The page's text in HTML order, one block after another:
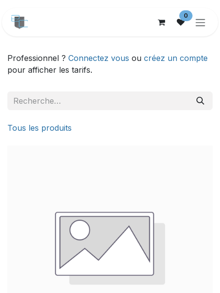
0
Professionnel ? Connectez vous ou créez un compte
pour afficher les tarifs.
Tous les produits